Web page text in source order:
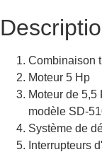
Combinaison
Moteur 5 Hp
Moteur de 5,5
modèle SD-
Système de
Interrupteurs